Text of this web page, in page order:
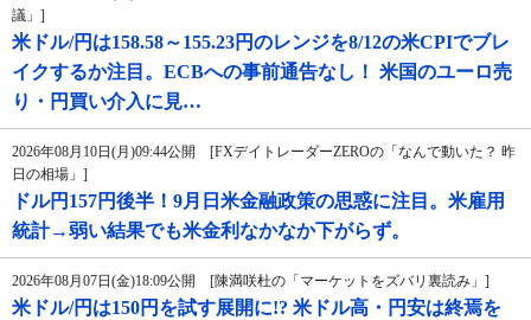
議」]
米ドル/円は158.58～155.23円のレンジを8/12の米CPIでブレ
イクするか注目。ECBへの事前通告なし！ 米国のユーロ売
り・円買い介入に見…
2026年08月10日(月)09:44公開 [FXデイトレーダーZEROの「なんで動いた？ 昨
日の相場」]
ドル円157円後半！9月日米金融政策の思惑に注目。米雇用
統計→弱い結果でも米金利なかなか下がらず。
2026年08月07日(金)18:09公開 [陳満咲杜の「マーケットをズバリ裏読み」]
米ドル/円は150円を試す展開に!? 米ドル高・円安は終焉を